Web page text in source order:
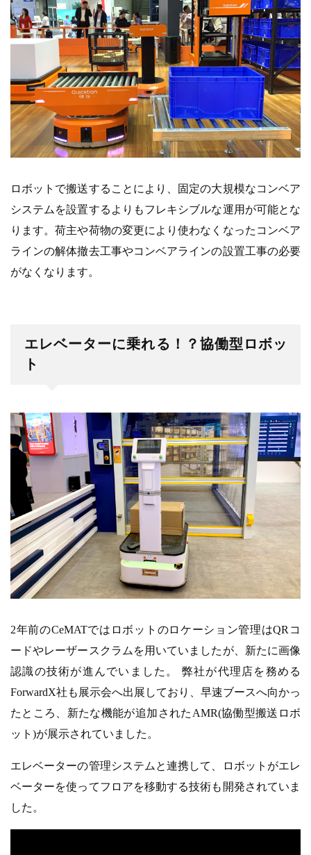
ロボットで搬送することにより、固定の大規模なコンベア
システムを設置するよりもフレキシブルな運用が可能とな
ります。荷主や荷物の変更により使わなくなったコンベア
ラインの解体撤去工事やコンベアラインの設置工事の必要
がなくなります。
エレベーターに乗れる！？協働型ロボッ
ト
2年前のCeMATではロボットのロケーション管理はQRコ
ードやレーザースクラムを用いていましたが、新たに画像
認識の技術が進んでいました。 弊社が代理店を務める
ForwardX社も展示会へ出展しており、早速ブースへ向かっ
たところ、新たな機能が追加されたAMR(協働型搬送ロボ
ット)が展示されていました。
エレベーターの管理システムと連携して、ロボットがエレ
ベーターを使ってフロアを移動する技術も開発されていま
した。